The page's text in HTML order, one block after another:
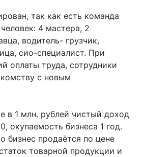
так как есть команда
4 мастера, 2
водитель- грузчик,
сио-специалист. При
оплаты труда, сотрудники
с новым
в 1 млн. рублей чистый доход
окупаемость бизнеса 1 год.
бизнес продаётся по цене
товарной продукции и